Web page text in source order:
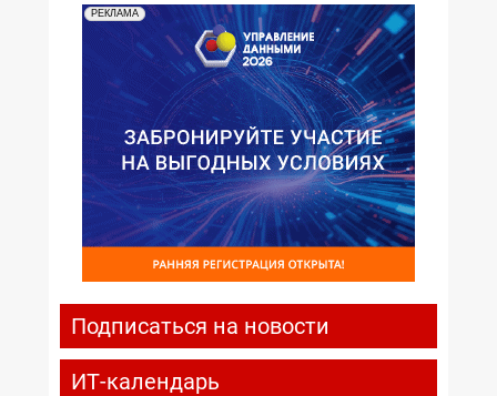
РЕКЛАМА
Подписаться на новости
ИТ-календарь